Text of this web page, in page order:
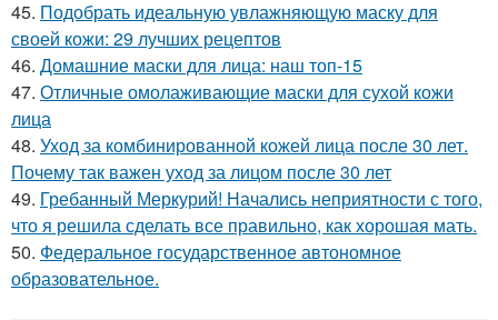
45. Подобрать идеальную увлажняющую маску для
своей кожи: 29 лучших рецептов
46. Домашние маски для лица: наш топ-15
47. Отличные омолаживающие маски для сухой кожи
лица
48. Уход за комбинированной кожей лица после 30 лет.
Почему так важен уход за лицом после 30 лет
49. Гребанный Меркурий! Начались неприятности с того,
что я решила сделать все правильно, как хорошая мать.
50. Федеральное государственное автономное
образовательное.